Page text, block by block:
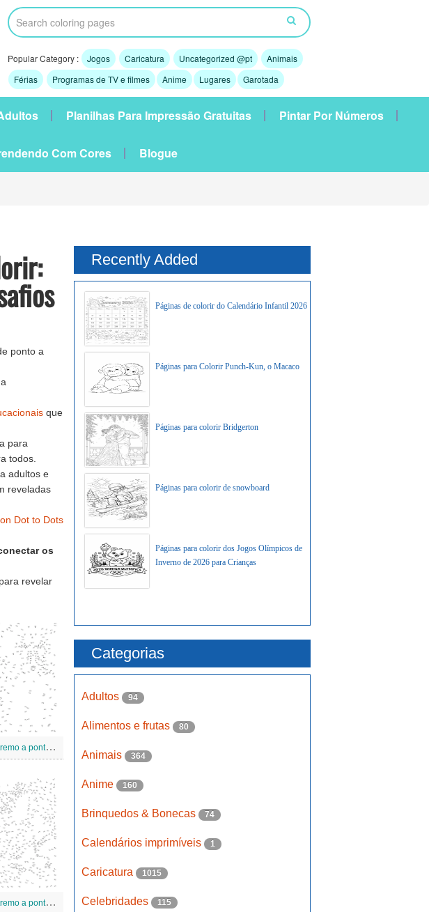
Popular Category : Jogos Caricatura Uncategorized @pt
Animais
Férias
Programas de TV e filmes Anime Lugares Garotada
Planilhas Para Impressão Gratuitas Pintar Por Números
Com Cores Blogue
ponto a
que
para
todos.
adultos e
reveladas
Dot to Dots
os
revelar
P
onto extremo a pontos 7
P
onto extremo a pontos 4
Recently Added
Páginas de colorir do Calendário Infantil 2026
Páginas para Colorir Punch-Kun, o Macaco
Páginas para colorir Bridgerton
Páginas para colorir de snowboard
Páginas para colorir dos Jogos Olímpicos de
Inverno de 2026 para Crianças
Categorias
Adultos 94
Alimentos e frutas 80
Animais 364
Anime 160
Brinquedos & Bonecas 74
Calendários imprimíveis 1
Caricatura 1015
Celebridades 115